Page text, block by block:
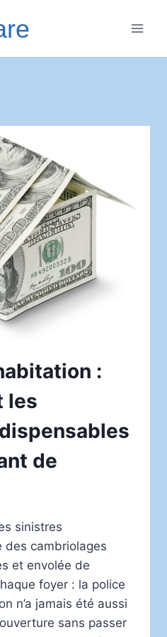
:
les
de
sinistres
des cambriolages
et envolée de
foyer : la police
n’a jamais été aussi
sans passer